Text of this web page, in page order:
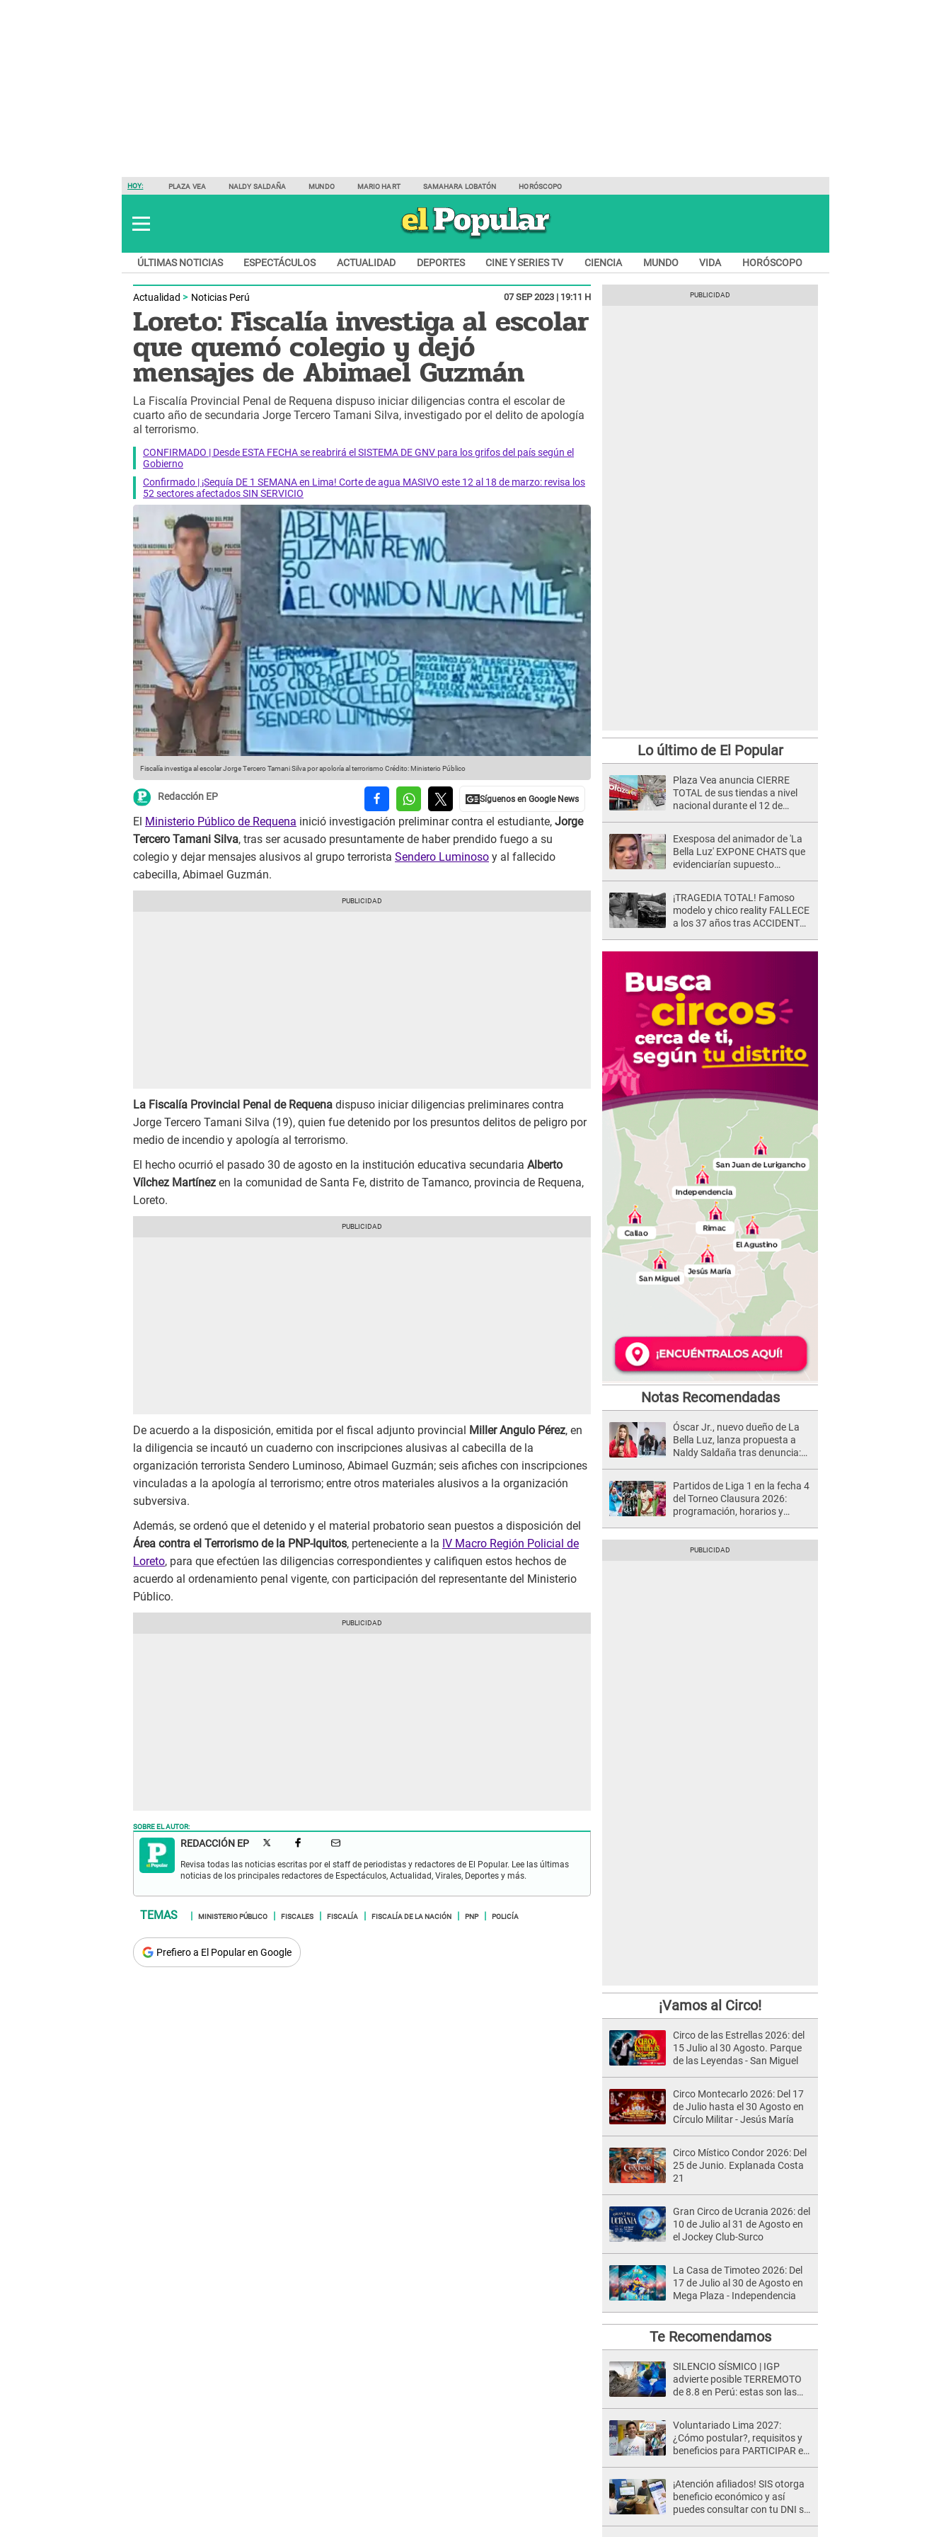
HOY: PLAZA VEA NALDY SALDAÑA MUNDO MARIO HART SAMAHARA LOBATÓN HORÓSCOPO
ÚLTIMAS NOTICIAS ESPECTÁCULOS ACTUALIDAD DEPORTES CINE Y SERIES TV CIENCIA MUNDO VIDA HORÓSCOPO
Actualidad Noticias Perú 07 SEP 2023 | 19:11 H
Loreto: Fiscalía investiga al escolar
que quemó colegio y dejó
mensajes de Abimael Guzmán
La Fiscalía Provincial Penal de Requena dispuso iniciar diligencias contra el escolar de
cuarto año de secundaria Jorge Tercero Tamani Silva, investigado por el delito de apología
al terrorismo.
CONFIRMADO | Desde ESTA FECHA se reabrirá el SISTEMA DE GNV para los grifos del país según el
Gobierno
Confirmado | ¡Sequía DE 1 SEMANA en Lima! Corte de agua MASIVO este 12 al 18 de marzo: revisa los
52 sectores afectados SIN SERVICIO
Fiscalía investiga al escolar Jorge Tercero Tamani Silva por apoloría al terrorismoCrédito: Ministerio Público
Redacción EP
El Ministerio Público de Requena inició investigación preliminar contra el estudiante, Jorge
Tercero Tamani Silva, tras ser acusado presuntamente de haber prendido fuego a su
colegio y dejar mensajes alusivos al grupo terrorista Sendero Luminoso y al fallecido
cabecilla, Abimael Guzmán.
La Fiscalía Provincial Penal de Requena dispuso iniciar diligencias preliminares contra
Jorge Tercero Tamani Silva (19), quien fue detenido por los presuntos delitos de peligro por
medio de incendio y apología al terrorismo.
El hecho ocurrió el pasado 30 de agosto en la institución educativa secundaria Alberto
Vílchez Martínez en la comunidad de Santa Fe, distrito de Tamanco, provincia de Requena,
Loreto.
De acuerdo a la disposición, emitida por el fiscal adjunto provincial Miller Angulo Pérez, en
la diligencia se incautó un cuaderno con inscripciones alusivas al cabecilla de la
organización terrorista Sendero Luminoso, Abimael Guzmán; seis afiches con inscripciones
vinculadas a la apología al terrorismo; entre otros materiales alusivos a la organización
subversiva.
Además, se ordenó que el detenido y el material probatorio sean puestos a disposición del
Área contra el Terrorismo de la PNP-Iquitos, perteneciente a la IV Macro Región Policial de
Loreto, para que efectúen las diligencias correspondientes y califiquen estos hechos de
acuerdo al ordenamiento penal vigente, con participación del representante del Ministerio
Público.
SOBRE EL AUTOR:
REDACCIÓN EP
Revisa todas las noticias escritas por el staff de periodistas y redactores de El Popular. Lee las últimas
noticias de los principales redactores de Espectáculos, Actualidad, Virales, Deportes y más.
MINISTERIO PÚBLICO FISCALES FISCALÍA FISCALÍA DE LA NACIÓN PNP POLICÍA
Prefiero a El Popular en Google
Lo último de El Popular
Plaza Vea anuncia CIERRE
TOTAL de sus tiendas a nivel
nacional durante el 12 de
Exesposa del animador de 'La
Bella Luz' EXPONE CHATS que
evidenciarían supuesto
¡TRAGEDIA TOTAL! Famoso
modelo y chico reality FALLECE
a los 37 años tras ACCIDENTE
Notas Recomendadas
Óscar Jr., nuevo dueño de La
Bella Luz, lanza propuesta a
Naldy Saldaña tras denuncia:
Partidos de Liga 1 en la fecha 4
del Torneo Clausura 2026:
programación, horarios y
¡Vamos al Circo!
Circo de las Estrellas 2026: del
15 Julio al 30 Agosto. Parque
de las Leyendas - San Miguel
Circo Montecarlo 2026: Del 17
de Julio hasta el 30 Agosto en
Círculo Militar - Jesús María
Circo Místico Condor 2026: Del
25 de Junio. Explanada Costa
21
Gran Circo de Ucrania 2026: del
10 de Julio al 31 de Agosto en
el Jockey Club-Surco
La Casa de Timoteo 2026: Del
17 de Julio al 30 de Agosto en
Mega Plaza - Independencia
Te Recomendamos
SILENCIO SÍSMICO | IGP
advierte posible TERREMOTO
de 8.8 en Perú: estas son las
Voluntariado Lima 2027:
¿Cómo postular?, requisitos y
beneficios para PARTICIPAR en
¡Atención afiliados! SIS otorga
beneficio económico y así
puedes consultar con tu DNI si